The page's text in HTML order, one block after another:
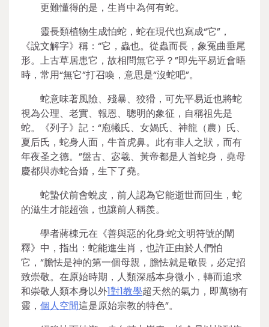
更難懂得的是，生肖中為何有蛇。
靈長類植物生成怕蛇，蛇在現代也寫成“它”，
《說文解字》稱：“它，蟲也。從蟲而長，象冤曲垂尾
形。上古草居患它，故相問無它乎？”即先平易近會晤
時，常用“無它”打召喚，意思是“沒蛇吧”。
蛇意味著風險、殘暴、狡猾，可先平易近也將蛇
視為公理、老實、報恩、聰明的象征，自稱祖先是
蛇。《列子》記：“庖犧氏、女媧氏、神龍（農）氏、
夏后氏，蛇身人面，牛首虎鼻。此有非人之狀，而有
年夜圣之德。”盤古、宓羲、黃帝都是人首蛇身，堯母
慶都與赤蛇合婚，生下了堯。
蛇蟄伏前會蛻皮，前人認為它能逝世而回生，蛇
的滋生才能超強，也讓前人稱羨。
學者蔣棟元在《善與惡的化身:蛇文明符號的闡
釋》中，指出：蛇能進生肖，也許正由於人們怕
它，“膽怯是神的第一個母親，膽怯就是敬畏，必定招
致崇敬。在原始時期，人類深感本身微小，轉而追求
和崇敬人類本身以外1對1教學超天然的氣力，即萬物有
靈， 個人空間這是原始宗教的特色”。